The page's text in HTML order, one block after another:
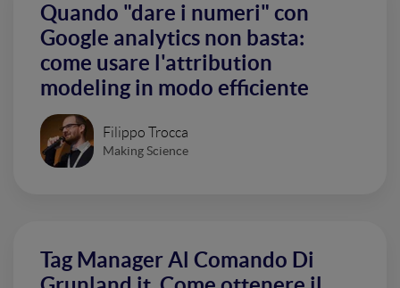
Quando "dare i numeri" con
Google analytics non basta:
come usare l'attribution
modeling in modo efficiente
Filippo Trocca
Making Science
Tag Manager Al Comando Di